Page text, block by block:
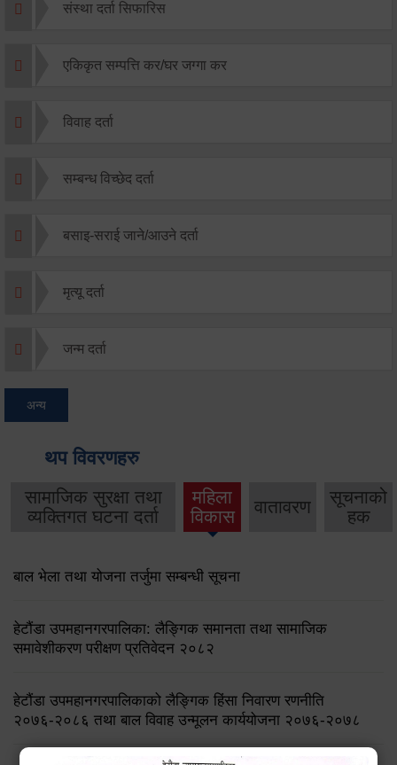
संस्था दर्ता सिफारिस
एकिकृत सम्पत्ति कर/घर जग्गा कर
विवाह दर्ता
सम्बन्ध विच्छेद दर्ता
बसाइ-सराई जाने/आउने दर्ता
मृत्यू दर्ता
जन्म दर्ता
अन्य
थप विवरणहरु
सामाजिक सुरक्षा तथा
व्यक्तिगत घटना दर्ता
महिला
विकास
वातावरण
सूचनाको
हक
बाल भेला तथा योजना तर्जुमा सम्बन्धी सूचना
हेटौंडा उपमहानगरपालिका: लैङ्गिक समानता तथा सामाजिक
समावेशीकरण परीक्षण प्रतिवेदन २०८२
हेटौंडा उपमहानगरपालिकाको लैङ्गिक हिंसा निवारण रणनीति
२०७६-२०८६ तथा बाल विवाह उन्मूलन कार्ययोजना २०७६-२०७८